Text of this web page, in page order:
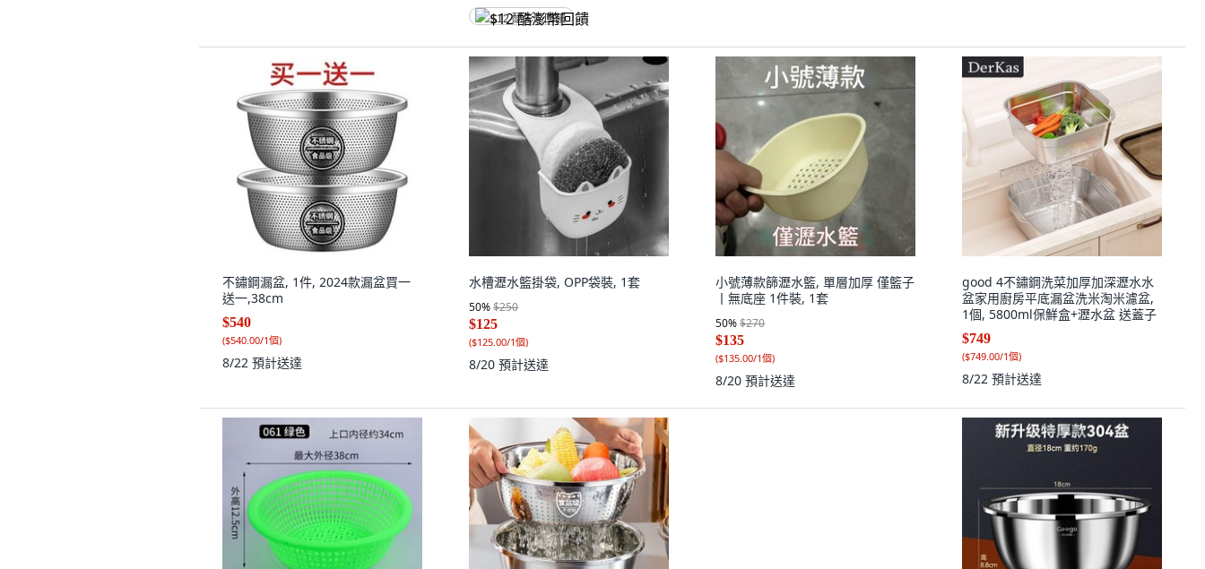
$12 酷澎幣回饋
不鏽鋼漏盆, 1件, 2024款漏盆買一
送一,38cm
$540
($540.00/1個)
8/22 預計送達
水槽瀝水籃掛袋, OPP袋裝, 1套
50%$250
$125
($125.00/1個)
8/20 預計送達
小號薄款篩瀝水籃, 單層加厚 僅籃子
丨無底座 1件裝, 1套
50%$270
$135
($135.00/1個)
8/20 預計送達
good 4不鏽鋼洗菜加厚加深瀝水水
盆家用廚房平底漏盆洗米淘米濾盆,
1個, 5800ml保鮮盒+瀝水盆 送蓋子
$749
($749.00/1個)
8/22 預計送達